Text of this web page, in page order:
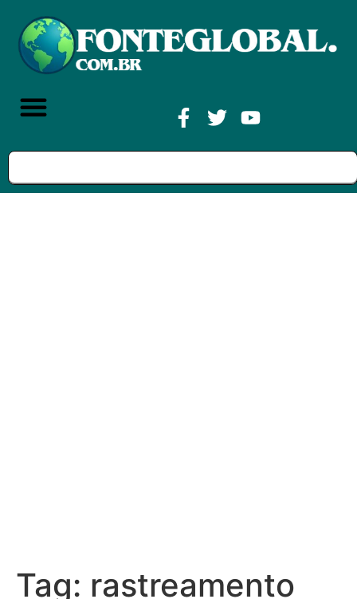
Tag: rastreamento